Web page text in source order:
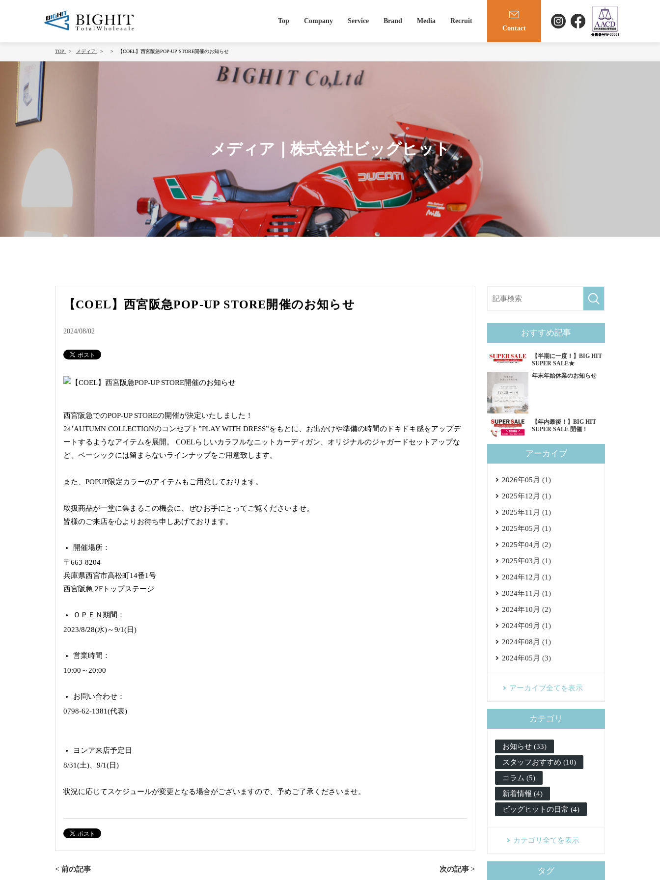
Top Company Service Brand Media
Recruit
Contact
TOP メディア 【COEL】西宮阪急POP-UP STORE開催のお知らせ
メディア｜株式会社ビッグヒット
【COEL】西宮阪急POP-UP STORE開催のお知らせ
2024/08/02
西宮阪急でのPOP-UP STOREの開催が決定いたしました！
24’AUTUMN COLLECTIONのコンセプト”PLAY WITH DRESS”をもとに、お出かけや準備の時間のドキドキ感をアップデ
ートするようなアイテムを展開。 COELらしいカラフルなニットカーディガン、オリジナルのジャガードセットアップな
ど、ベーシックには留まらないラインナップをご用意致します。
また、POPUP限定カラーのアイテムもご用意しております。
取扱商品が一堂に集まるこの機会に、ぜひお手にとってご覧くださいませ。
皆様のご来店を心よりお待ち申しあげております。
開催場所：
〒663-8204
兵庫県西宮市高松町14番1号
西宮阪急 2Fトップステージ
ＯＰＥＮ期間：
2023/8/28(水)～9/1(日)
営業時間：
10:00～20:00
お問い合わせ：
0798-62-1381(代表)
ヨンア来店予定日
8/31(土)、9/1(日)
状況に応じてスケジュールが変更となる場合がございますので、予めご了承くださいませ。
< 前の記事 次の記事 >
おすすめ記事
【半期に一度！】BIG HIT
SUPER SALE★
年末年始休業のお知らせ
【年内最後！】BIG HIT
SUPER SALE 開催！
アーカイブ
2026年05月 (1)
2025年12月 (1)
2025年11月 (1)
2025年05月 (1)
2025年04月 (2)
2025年03月 (1)
2024年12月 (1)
2024年11月 (1)
2024年10月 (2)
2024年09月 (1)
2024年08月 (1)
2024年05月 (3)
アーカイブ全てを表示
カテゴリ
お知らせ (33)
スタッフおすすめ (10)
コラム (5)
新着情報 (4)
ビッグヒットの日常 (4)
カテゴリ全てを表示
タグ